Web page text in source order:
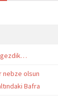
gezdik…
nebze olsun
Bafra